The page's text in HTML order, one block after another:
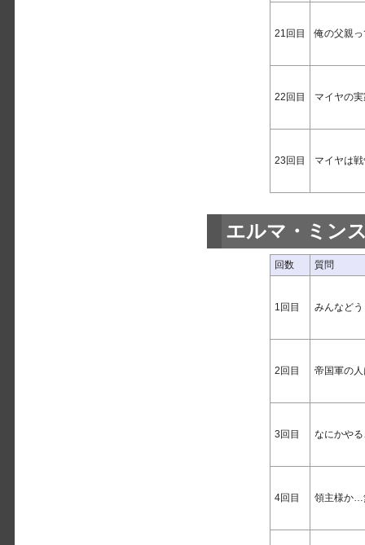
21回目 俺の父親
22回目 マイヤの
23回目 マイヤは
エルマ・ミン
回数 質問
1回目 みんなど
2回目 帝国軍の
3回目 なにかや
4回目 領主様か…